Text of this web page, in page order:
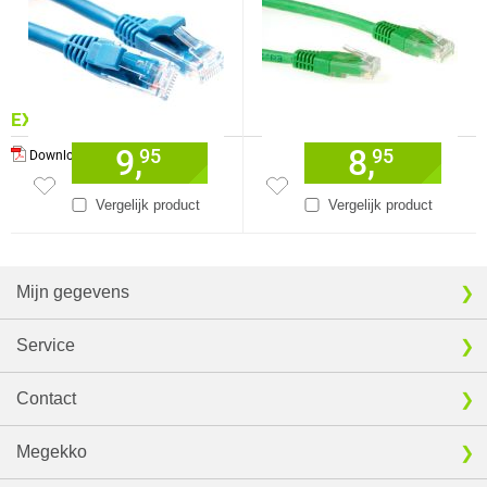
EXTRA INFORMATIE
Download specificatie sheet
Vergelijk product
9,95
Vergelijk product
8,95
Mijn gegevens
Service
Contact
Megekko